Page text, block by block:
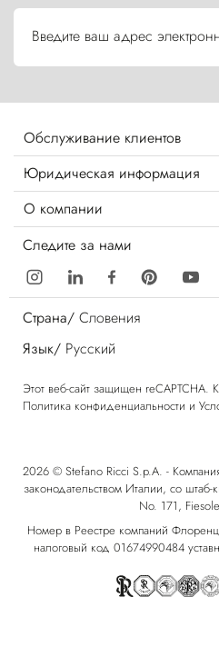
Введите ваш адрес
Обслуживание клиентов
Юридическая информация
О компании
Следите за нами
Страна/ Словения
Язык/ Русский
Этот веб-сайт защищен reCAPTCHA.
Политика конфиденциальности и
2026 © Stefano Ricci S.p.A. -
законодательством Италии, со
No. 171,
Номер в Реестре компаний
налоговый код 01674990484